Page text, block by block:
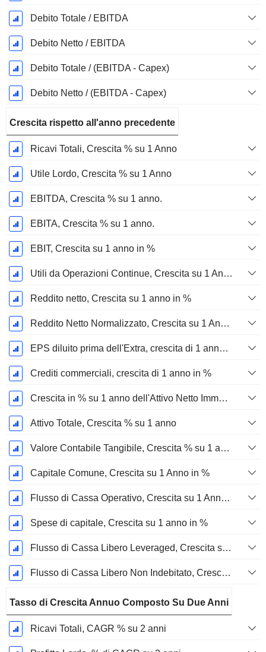
Debito Totale / EBITDA
Debito Netto / EBITDA
Debito Totale / (EBITDA - Capex)
Debito Netto / (EBITDA - Capex)
Crescita rispetto all'anno precedente
Ricavi Totali, Crescita % su 1 Anno
Utile Lordo, Crescita % su 1 Anno
EBITDA, Crescita % su 1 anno.
EBITA, Crescita % su 1 anno.
EBIT, Crescita su 1 anno in %
Utili da Operazioni Continue, Crescita su 1 Anno in %
Reddito netto, Crescita su 1 anno in %
Reddito Netto Normalizzato, Crescita su 1 Anno in %
EPS diluito prima dell'Extra, crescita di 1 anno %
Crediti commerciali, crescita di 1 anno in %
Crescita in % su 1 anno dell'Attivo Netto Immobilizzato Materiale
Attivo Totale, Crescita % su 1 anno
Valore Contabile Tangibile, Crescita % su 1 anno
Capitale Comune, Crescita su 1 Anno in %
Flusso di Cassa Operativo, Crescita su 1 Anno in %
Spese di capitale, Crescita su 1 anno in %
Flusso di Cassa Libero Leveraged, Crescita su 1 Anno %
Flusso di Cassa Libero Non Indebitato, Crescita su 1 Anno %
Tasso di Crescita Annuo Composto Su Due Anni
Ricavi Totali, CAGR % su 2 anni